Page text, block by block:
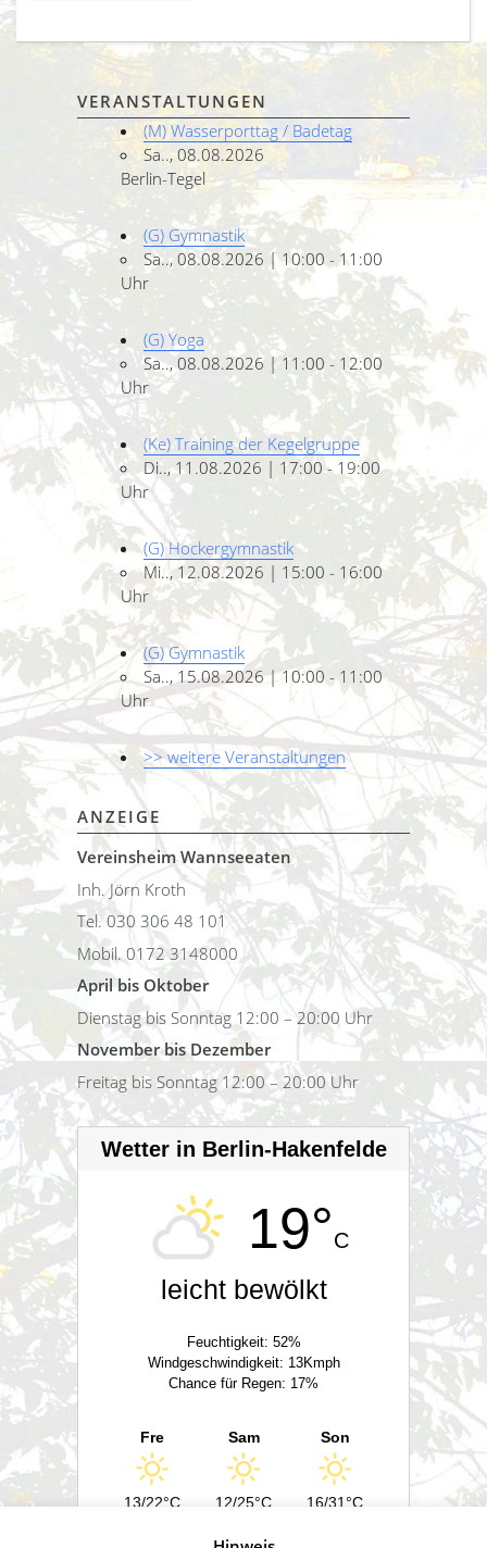
VERANSTALTUNGEN
(M) Wasserporttag / Badetag
Sa.., 08.08.2026
Berlin-Tegel
(G) Gymnastik
Sa.., 08.08.2026 | 10:00 - 11:00
Uhr
(G) Yoga
Sa.., 08.08.2026 | 11:00 - 12:00
Uhr
(Ke) Training der Kegelgruppe
Di.., 11.08.2026 | 17:00 - 19:00
Uhr
(G) Hockergymnastik
Mi.., 12.08.2026 | 15:00 - 16:00
Uhr
(G) Gymnastik
Sa.., 15.08.2026 | 10:00 - 11:00
Uhr
>> weitere Veranstaltungen
ANZEIGE
Vereinsheim Wannseeaten
Inh. Jörn Kroth
Tel. 030 306 48 101
Mobil. 0172 3148000
April bis Oktober
Dienstag bis Sonntag 12:00 – 20:00 Uhr
November bis Dezember
Freitag bis Sonntag 12:00 – 20:00 Uhr
Wetter in Berlin-Hakenfelde
19°C
leicht bewölkt
Feuchtigkeit: 52%
Windgeschwindigkeit: 13Kmph
Chance für Regen: 17%
Fre
13/22°C
Sam
12/25°C
Son
16/31°C